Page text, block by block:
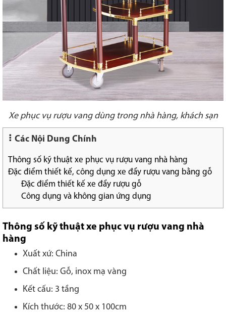
Xe phục vụ rượu vang dùng trong nhà hàng, khách sạn
Các Nội Dung Chính
Thông số kỹ thuật xe phục vụ rượu vang nhà hàng
Đặc điểm thiết kế, công dụng xe đẩy rượu vang bằng gỗ
Đặc điểm thiết kế xe đẩy rượu gỗ
Công dụng và không gian ứng dụng
Thông số kỹ thuật xe phục vụ rượu vang nhà
hàng
Xuất xứ: China
Chất liệu: Gỗ, inox mạ vàng
Kết cấu: 3 tầng
Kích thước: 80 x 50 x 100cm